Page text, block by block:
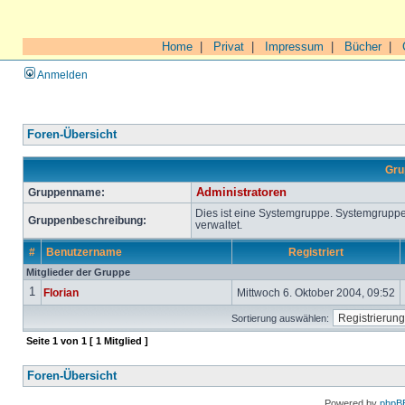
Home Privat Impressum Bücher|
Anmelden
Foren-Übersicht
Gruppenname:
Administratoren
Gruppenbeschreibung:
Dies ist eine Systemgruppe.
verwaltet.
# Benutzername Registriert
Mitglieder der Gruppe
1 Florian Mittwoch 6. Oktober 2004, 09:52
Sortierung auswählen:
Seite 1 von 1 [ 1 Mitglied ]
Foren-Übersicht